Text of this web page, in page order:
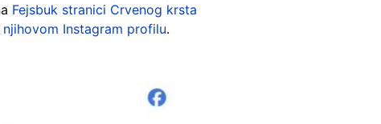
Fejsbuk stranici Crvenog krsta
njihovom Instagram profilu.